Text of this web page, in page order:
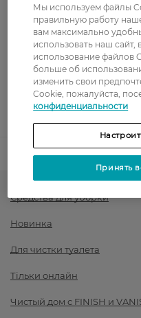
Оплата
Оплата картой
Послеоплата
Код товара
Средства для уборки
Новинка
Для чистки туалета
Тільки онлайн
Чистый дом с FINISH и
Мы используем файлы
правильную работу
вам максимально
использовать наш сайт,
использование файлов
больше об
изменить свои
Cookie, пожалуйста,
конфиденциальности
Принять